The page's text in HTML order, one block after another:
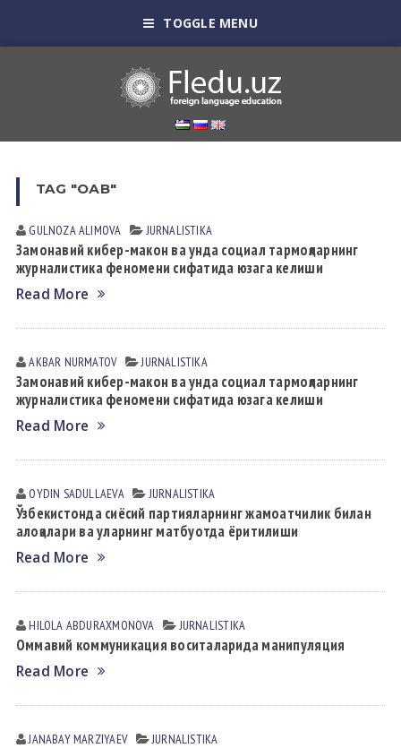
TOGGLE MENU
TAG "ОАВ"
GULNOZA АLIMOVА JURNALISTIKA
Замонавий кибер-макон ва унда социал тармоқларнинг
журналистика феномени сифатида юзага келиши
Read More
AKBAR NURMATOV JURNALISTIKA
Замонавий кибер-макон ва унда социал тармоқларнинг
журналистика феномени сифатида юзага келиши
Read More
OYDIN SАDULLАEVА JURNALISTIKA
Ўзбекистонда сиёсий партияларнинг жамоатчилик билан
алоқалари ва уларнинг матбуотда ёритилиши
Read More
HILOLA АBDURАXMONOVА JURNALISTIKA
Оммавий коммуникация воситаларида манипуляция
Read More
JANABAY MАRZIYAEV JURNALISTIKA